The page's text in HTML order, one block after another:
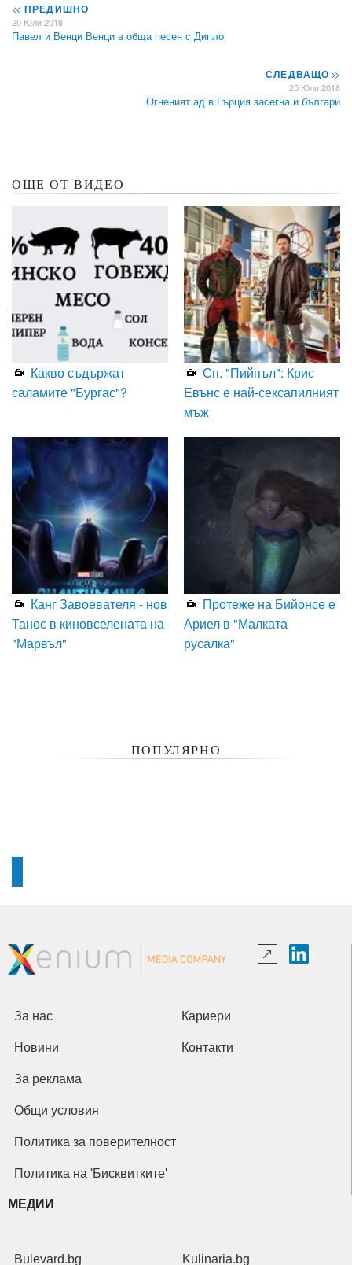
<< ПРЕДИШНО
20 Юли 2018
Павел и Венци Венци в обща песен с Дипло
СЛЕДВАЩО>>
25 Юли 2018
Огненият ад в Гърция засегна и българи
ОЩЕ ОТ ВИДЕО
Какво съдържат
саламите "Бургас"?
Сп. "Пийпъл": Крис
Евънс е най-сексапилният
мъж
Канг Завоевателя - нов
Танос в киновселената на
"Марвъл"
Протеже на Бийонсе е
Ариел в "Малката
русалка"
ПОПУЛЯРНО
За нас Кариери
Новини Контакти
За реклама
Общи условия
Политика за поверителност
Политика на 'Бисквитките'
МЕДИИ
Bulevard.bg Kulinaria.bg